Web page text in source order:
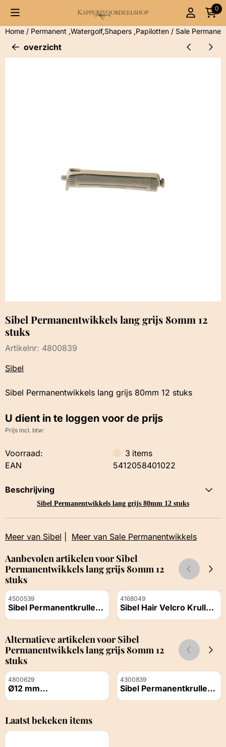
0
Home / Permanent ,Watergolf,Shapers ,Papilotten / Sale
overzicht
Sibel Permanentwikkels lang grijs 80mm 12
stuks
Artikelnr: 4800839
Sibel
Sibel Permanentwikkels lang grijs 80mm 12 stuks
U dient in te loggen voor de prijs
Prijs incl. btw:
Voorraad: 3 items
EAN
5412058401022
Beschrijving
Sibel Permanentwikkels lang grijs 80mm 12 stuks
Meer van Sibel Meer van Sale Permanentwikkels
Aanbevolen artikelen voorSibel
Permanentwikkels lang grijs 80mm 12
stuks
Artikelnummer
4500539
Sibel Permanentkruller
Permanentwikkel Lang
stuks
Prijs niet zichtbaar
Artikelnummer
4168049
Sibel Hair Velcro Kruller
80mm Blauw
Prijs niet zichtbaar
Alternatieve artikelen voorSibel
Permanentwikkels lang grijs 80mm 12
stuks
Artikelnummer
4800629
Ø12 mm
Permanentwikkel Rood
Prijs niet zichtbaar
Artikelnummer
4300839
Sibel Permanentkruller
12st Blauw 11,5mm
Prijs niet zichtbaar
Laatst bekeken items